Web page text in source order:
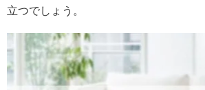
立つでしょう。